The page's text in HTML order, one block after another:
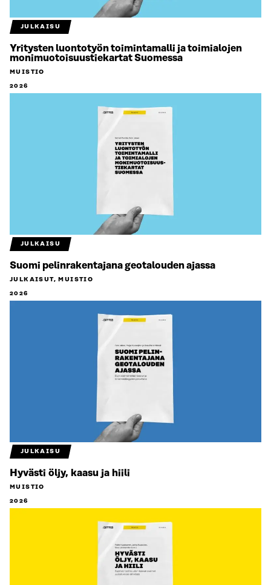
JULKAISU
Yritysten luontotyön toimintamalli ja toimialojen
monimuotoisuustiekartat Suomessa
MUISTIO
2026
JULKAISU
Suomi pelinrakentajana geotalouden ajassa
JULKAISUT, MUISTIO
2026
JULKAISU
Hyvästi öljy, kaasu ja hiili
MUISTIO
2026